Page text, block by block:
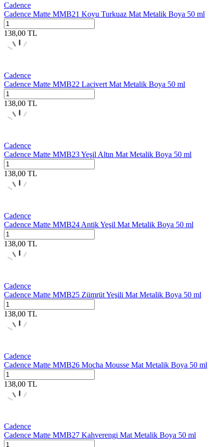
Cadence
Cadence Matte MMB21 Koyu Turkuaz Mat Metalik Boya 50 ml
138,00 TL
Cadence
Cadence Matte MMB22 Lacivert Mat Metalik Boya 50 ml
138,00 TL
Cadence
Cadence Matte MMB23 Yeşil Altın Mat Metalik Boya 50 ml
138,00 TL
Cadence
Cadence Matte MMB24 Antik Yeşil Mat Metalik Boya 50 ml
138,00 TL
Cadence
Cadence Matte MMB25 Zümrüt Yeşili Mat Metalik Boya 50 ml
138,00 TL
Cadence
Cadence Matte MMB26 Mocha Mousse Mat Metalik Boya 50 ml
138,00 TL
Cadence
Cadence Matte MMB27 Kahverengi Mat Metalik Boya 50 ml